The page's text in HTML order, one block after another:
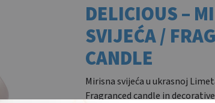
DELICIOUS –
SVIJEĆA /
CANDLE
Mirisna svijeća u ukrasnoj
Fragranced candle in